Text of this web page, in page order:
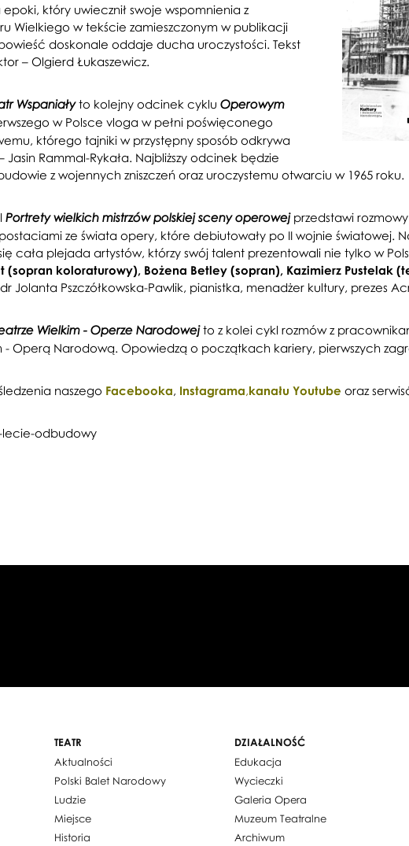
epoki, który uwiecznił swoje wspomnienia z
Wielkiego w tekście zamieszczonym w publikacji
doskonale oddaje ducha uroczystości. Tekst
– Olgierd Łukaszewicz.
Wspaniałyto kolejny odcinek cyklu Operowym
w Polsce vloga w pełni poświęconego
którego tajniki w przystępny sposób odkrywa
Jasin Rammal-Rykała. Najbliższy odcinek będzie
z wojennych zniszczeń oraz uroczystemu otwarciu w 1965 roku.
Portrety wielkich mistrzów polskiej sceny operowejprzedstawi
ze świata opery, które debiutowały po II wojnie światowej.
cała plejada artystów, którzy swój talent prezentowali nie tylko w
(sopran koloraturowy), Bożena Betley (sopran), Kazimierz Pustelak
Jolanta Pszczółkowska-Pawlik, pianistka, menadżer kultury, prezes
Wielkim - Operze Narodowejto z kolei cykl rozmów z
- Operą Narodową. Opowiedzą o początkach kariery, pierwszych
naszego Facebooka, Instagrama,kanału Youtube oraz
lecie-odbudowy
TEATR
Aktualności
Polski Balet Narodowy
Ludzie
Miejsce
Historia
DZIAŁALNOŚĆ
Edukacja
Wycieczki
Galeria Opera
Muzeum Teatralne
Archiwum